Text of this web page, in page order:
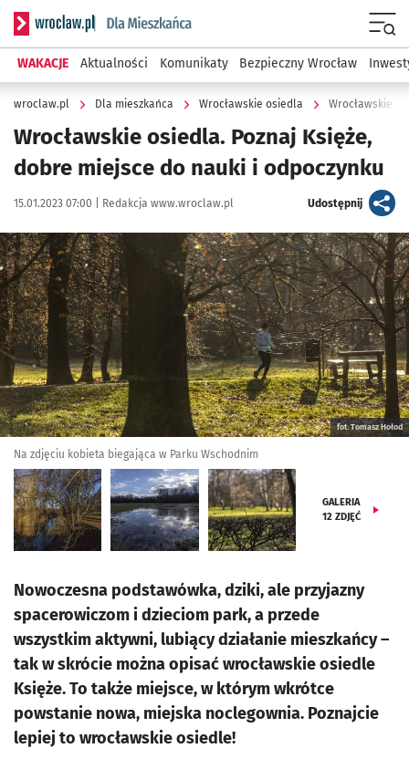
Serwis informacyjny wroclaw.pl podserwis: Dla mieszkańca
WAKACJE Aktualności Komunikaty Bezpieczny Wrocław
wroclaw.pl Dla mieszkańca Wrocławskie osiedla Wrocławskie
Wrocławskie osiedla. Poznaj Księże,
dobre miejsce do nauki i odpoczynku
Data publikacji:
15.01.2023 07:00 | Autor:
Redakcja www.wroclaw.pl Udostępnijartykuł
Kliknij, aby zobaczyć galerię
fot. Tomasz Hołod
Na zdjęciu kobieta biegająca w Parku Wschodnim
GALERIA
12 ZDJĘĆ
Nowoczesna podstawówka, dziki, ale przyjazny
spacerowiczom i dzieciom park, a przede
wszystkim aktywni, lubiący działanie mieszkańcy –
tak w skrócie można opisać wrocławskie osiedle
Księże. To także miejsce, w którym wkrótce
powstanie nowa, miejska noclegownia. Poznajcie
lepiej to wrocławskie osiedle!